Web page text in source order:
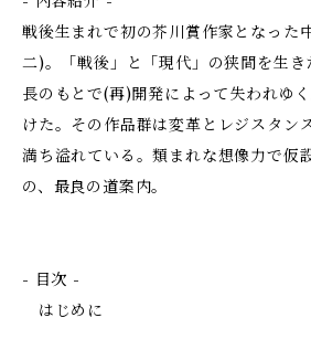
戦後生まれで初の芥川賞作家となった
二)。「戦後」と「現代」の狭間を生
長のもとで(再)開発によって失われゆ
けた。その作品群は変革とレジスタン
満ち溢れている。類まれな想像力で仮
の、最良の道案内。
- 目次 -
はじめに